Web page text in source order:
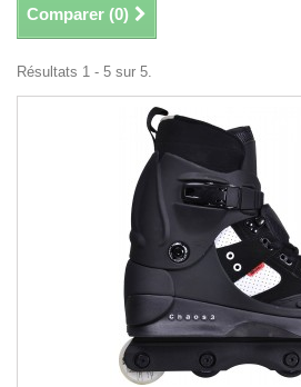
Comparer (0)
Résultats 1 - 5 sur 5.